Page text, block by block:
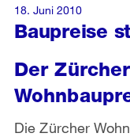
Baupreise
Der
Die Zürcher
18. Juni 2010